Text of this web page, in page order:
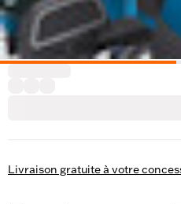
Livraison gratuite à votre